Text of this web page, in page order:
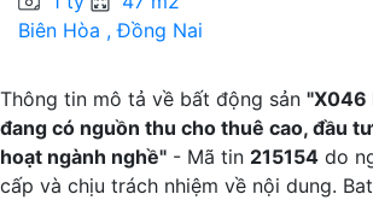
Biên Hòa , Đồng Nai
Thông tin mô tả về bất động sản "X046
đang có nguồn thu cho thuê cao, đầu
hoạt ngành nghề" - Mã tin 215154 do
cấp và chịu trách nhiệm về nội dung.